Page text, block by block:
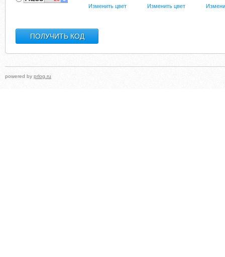
Изменить цвет Изменить цвет
powered by prlog.ru